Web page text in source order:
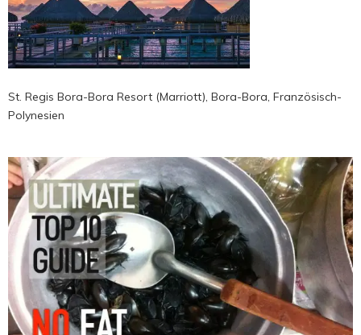
St. Regis Bora-Bora Resort (Marriott), Bora-Bora, Französisch-
Polynesien